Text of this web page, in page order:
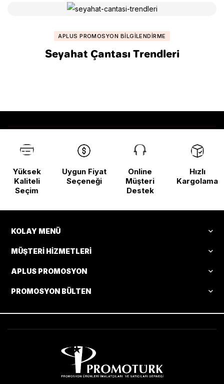
APLUS PROMOSYON BILGILENDIRME
Seyahat Çantası Trendleri
Yüksek
Kaliteli
Seçim
Uygun Fiyat
Seçeneği
Online
Müşteri
Destek
Hızlı
Kargolama
KOLAY MENÜ
MÜŞTERI HIZMETLERI
APLUS PROMOSYON
PROMOSYON BÜLTEN